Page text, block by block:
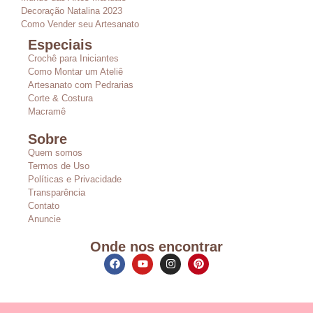
Decoração Natalina 2023
Como Vender seu Artesanato
Especiais
Crochê para Iniciantes
Como Montar um Ateliê
Artesanato com Pedrarias
Corte & Costura
Macramê
Sobre
Quem somos
Termos de Uso
Políticas e Privacidade
Transparência
Contato
Anuncie
Onde nos encontrar